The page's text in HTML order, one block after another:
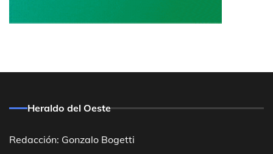
Heraldo del Oeste
Redacción: Gonzalo Bogetti